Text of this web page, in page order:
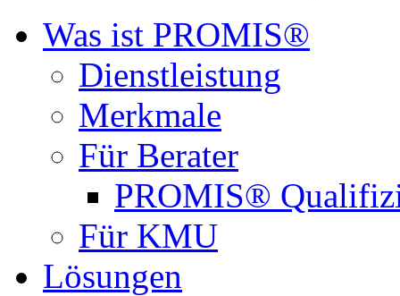
Was ist PROMIS®
Dienstleistung
Merkmale
Für Berater
PROMIS®
Für KMU
Lösungen